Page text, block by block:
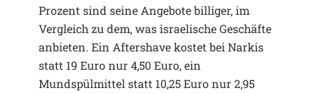
Prozent sind seine Angebote billiger, im
Vergleich zu dem, was israelische Geschäfte
anbieten. Ein Aftershave kostet bei Narkis
statt 19 Euro nur 4,50 Euro, ein
Mundspülmittel statt 10,25 Euro nur 2,95